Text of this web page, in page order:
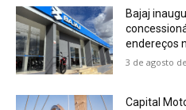
Bajaj
endereços
3 de agosto
Capital